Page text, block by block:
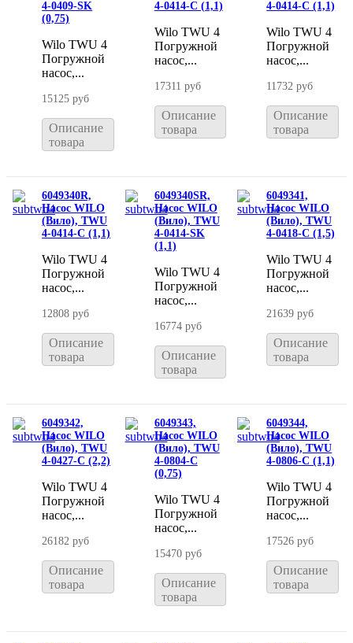
4-0409-SK
(0,75)
Wilo TWU 4
Погружной
насос,...
15125 руб
Описание
товара
4-0414-C (1,1)
Wilo TWU 4
Погружной
насос,...
17311 руб
Описание
товара
4-0414-C (1,1)
Wilo TWU 4
Погружной
насос,...
11732 руб
Описание
товара
6049340R,
Насос WILO
(Вило), TWU
4-0414-C (1,1)
Wilo TWU 4
Погружной
насос,...
12808 руб
Описание
товара
6049340SR,
Насос WILO
(Вило), TWU
4-0414-SK
(1,1)
Wilo TWU 4
Погружной
насос,...
16774 руб
Описание
товара
6049341,
Насос WILO
(Вило), TWU
4-0418-C (1,5)
Wilo TWU 4
Погружной
насос,...
21639 руб
Описание
товара
6049342,
Насос WILO
(Вило), TWU
4-0427-C (2,2)
Wilo TWU 4
Погружной
насос,...
26182 руб
Описание
товара
6049343,
Насос WILO
(Вило), TWU
4-0804-C
(0,75)
Wilo TWU 4
Погружной
насос,...
15470 руб
Описание
товара
6049344,
Насос WILO
(Вило), TWU
4-0806-C (1,1)
Wilo TWU 4
Погружной
насос,...
17526 руб
Описание
товара